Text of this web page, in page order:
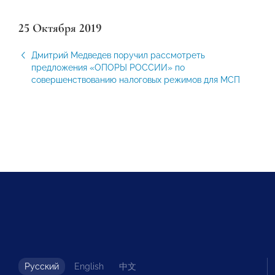
25 Октября 2019
Дмитрий Медведев поручил рассмотреть
предложения «ОПОРЫ РОССИИ» по
совершенствованию налоговых режимов для МСП
Русский English 中文